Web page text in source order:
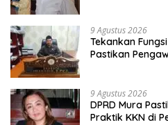
9 Agustus 2026
Tekankan
Pastikan
9 Agustus 2026
DPRD Mura
Praktik KKN di